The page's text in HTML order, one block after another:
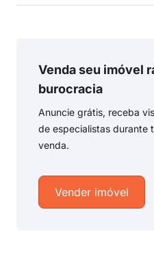
Venda seu imóvel
burocracia
Anuncie grátis, receba
de especialistas durante
venda.
Vender imóvel